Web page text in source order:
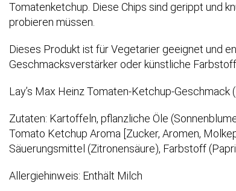
Tomatenketchup. Diese Chips sind gerippt und
probieren müssen.
Dieses Produkt ist für Vegetarier geeignet und
Geschmacksverstärker oder künstliche
Lay’s Max Heinz Tomaten-Ketchup-Geschmack
Zutaten: Kartoffeln, pflanzliche Öle
Tomato Ketchup Aroma [Zucker, Aromen,
Säuerungsmittel (Zitronensäure), Farbstoff
Allergiehinweis: Enthält Milch